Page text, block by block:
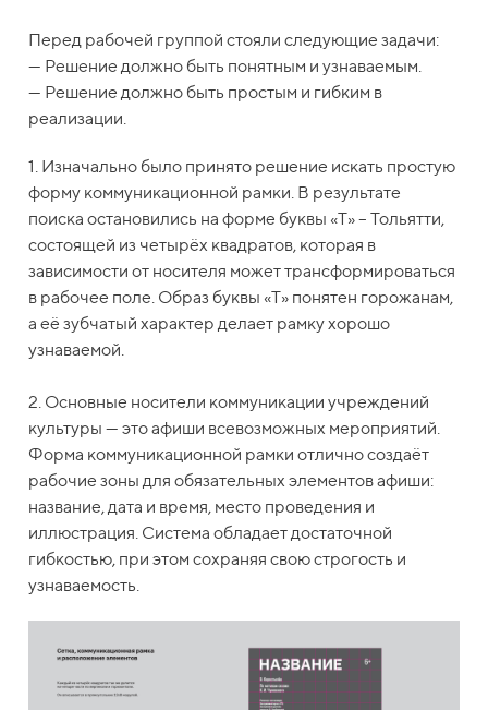
Перед рабочей группой стояли следующие задачи:
— Решение должно быть понятным и узнаваемым.
— Решение должно быть простым и гибким в
реализации.
1. Изначально было принято решение искать простую
форму коммуникационной рамки. В результате
поиска остановились на форме буквы «Т» – Тольятти,
состоящей из четырёх квадратов, которая в
зависимости от носителя может трансформироваться
в рабочее поле. Образ буквы «Т» понятен горожанам,
а её зубчатый характер делает рамку хорошо
узнаваемой.
2. Основные носители коммуникации учреждений
культуры — это афиши всевозможных мероприятий.
Форма коммуникационной рамки отлично создаёт
рабочие зоны для обязательных элементов афиши:
название, дата и время, место проведения и
иллюстрация. Система обладает достаточной
гибкостью, при этом сохраняя свою строгость и
узнаваемость.